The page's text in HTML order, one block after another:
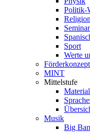
Politik-
Religion
Sport
Werte
Förderkonzept
MINT
Mittelstufe
Musik
Big